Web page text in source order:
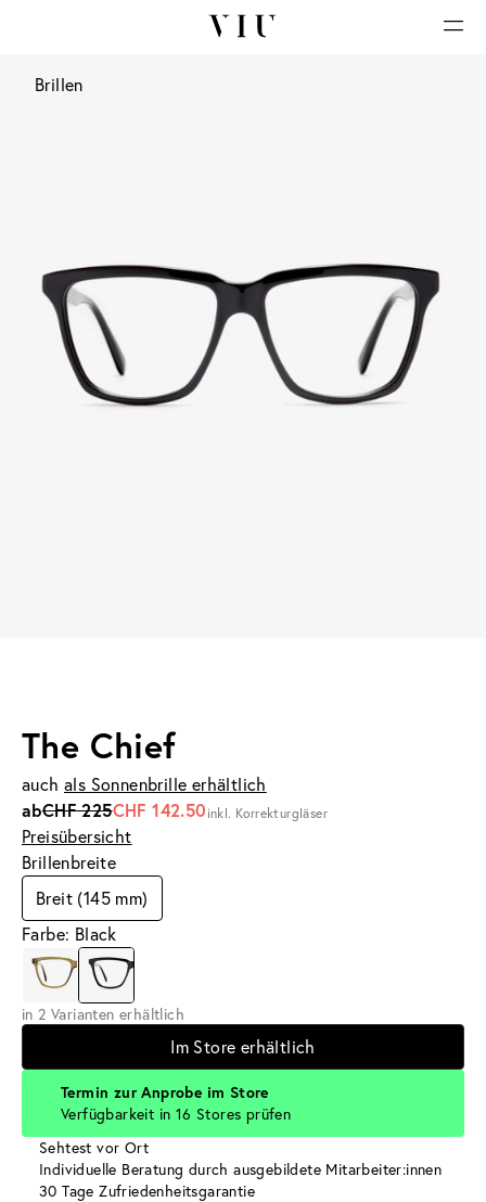
Brillen
The Chief
auch als Sonnenbrille erhältlich
abCHF 225CHF 142.50 inkl. Korrekturgläser
Preisübersicht
Brillenbreite
Breit (145 mm)
Farbe: Black
in 2 Varianten erhältlich
Im Store erhältlich
Termin zur Anprobe im Store
Verfügbarkeit in 16 Stores prüfen
Sehtest vor Ort
Individuelle Beratung durch ausgebildete Mitarbeiter:innen
30 Tage Zufriedenheitsgarantie